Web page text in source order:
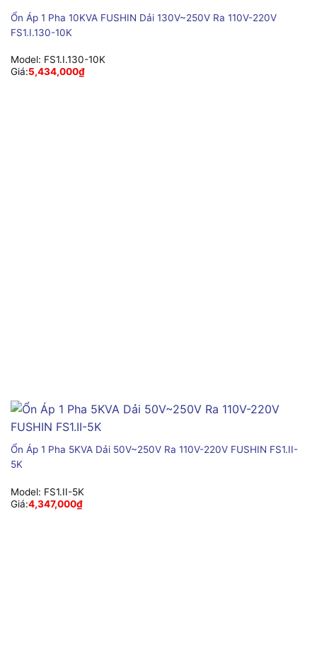
Ổn Áp 1 Pha 10KVA FUSHIN Dải 130V~250V Ra 110V-220V
FS1.I.130-10K
Model: FS1.I.130-10K
Giá:5,434,000₫
Ổn Áp 1 Pha 5KVA Dải 50V~250V Ra 110V-220V FUSHIN FS1.II-
5K
Model: FS1.II-5K
Giá:4,347,000₫